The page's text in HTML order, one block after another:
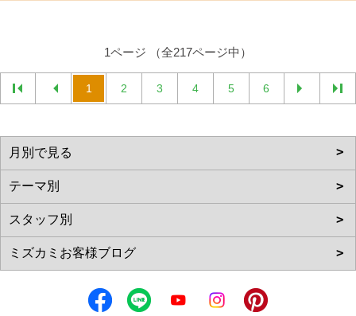
1ページ （全217ページ中）
1 2 3 4 5 6